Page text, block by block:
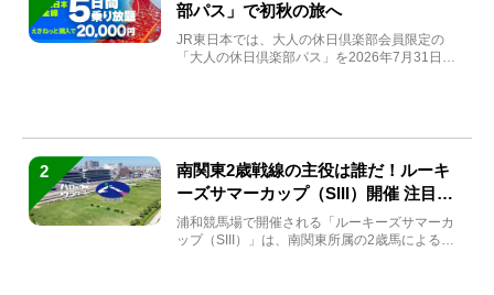
部パス」で初秋の旅へ
JR東日本では、大人の休日倶楽部会員限定の
「大人の休日倶楽部パス」を2026年7月31日
2
南関東2歳戦線の主役は誰だ！ルーキ
ーズサマーカップ（SIII）開催 注目馬
と見どころをチェック
浦和競馬場で開催される「ルーキーズサマーカ
ップ（SIII）」は、南関東所属の2歳馬による注